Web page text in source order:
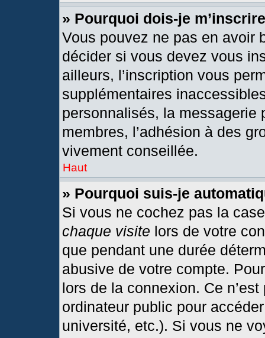
» Pourquoi dois-je
Vous pouvez ne pas en avoir
décider si vous devez vous
ailleurs, l’inscription vous
supplémentaires
personnalisés, la messagerie
membres, l’adhésion à des
vivement conseillée.
Haut
» Pourquoi suis-je
Si vous ne cochez pas la
chaque visite lors de votre
que pendant une durée
abusive de votre compte.
lors de la connexion. Ce
ordinateur public pour
université, etc.). Si vous ne